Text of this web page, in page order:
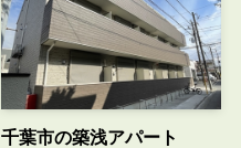
千葉市の築浅アパート